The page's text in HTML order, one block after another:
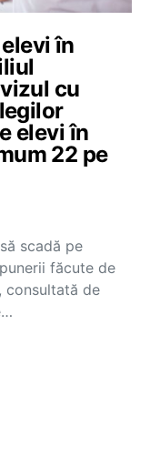
în
cu
elevi în
22 pe
scadă pe
făcute de
consultată de